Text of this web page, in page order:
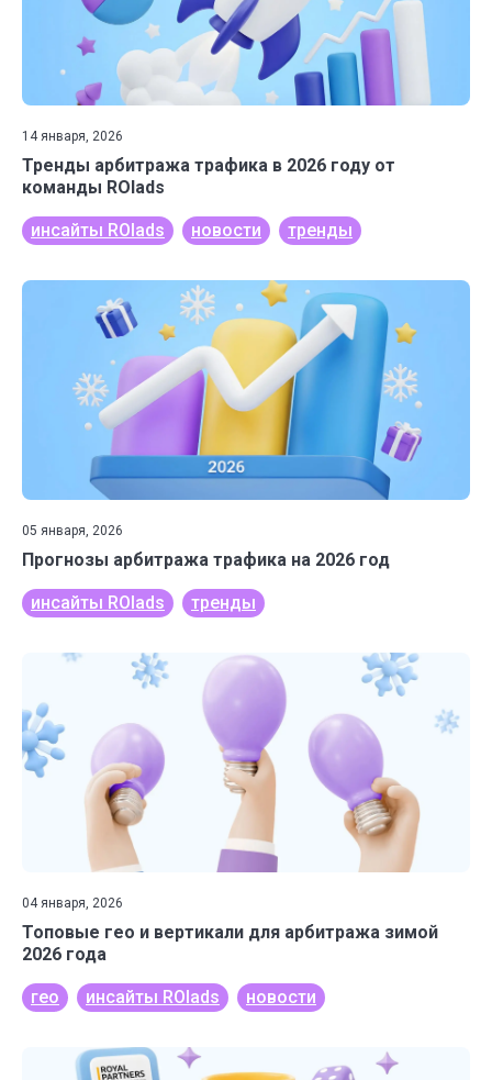
14 января, 2026
Тренды арбитража трафика в 2026 году от
команды ROIads
инсайты ROIads новости тренды
05 января, 2026
Прогнозы арбитража трафика на 2026 год
инсайты ROIads тренды
04 января, 2026
Топовые гео и вертикали для арбитража зимой
2026 года
гео инсайты ROIads новости